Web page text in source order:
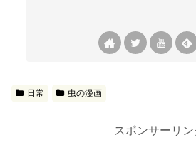
日常 虫の漫画
スポンサーリン